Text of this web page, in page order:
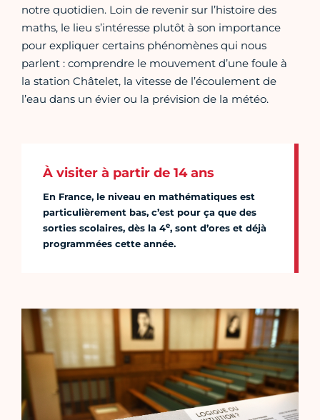
notre quotidien. Loin de revenir sur l’histoire des
maths, le lieu s’intéresse plutôt à son importance
pour expliquer certains phénomènes qui nous
parlent : comprendre le mouvement d’une foule à
la station Châtelet, la vitesse de l’écoulement de
l’eau dans un évier ou la prévision de la météo.
À visiter à partir de 14 ans
En France, le niveau en mathématiques est
particulièrement bas, c’est pour ça que des
sorties scolaires, dès la 4e, sont d’ores et déjà
programmées cette année.